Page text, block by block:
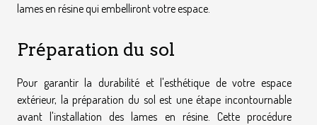
lames en résine qui embelliront votre espace.
Préparation du sol
Pour garantir la durabilité et l'esthétique de votre espace
extérieur, la préparation du sol est une étape incontournable
avant l'installation des lames en résine. Cette procédure